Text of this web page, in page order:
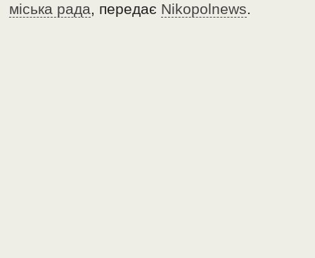
міська рада, передає Nikopolnews.